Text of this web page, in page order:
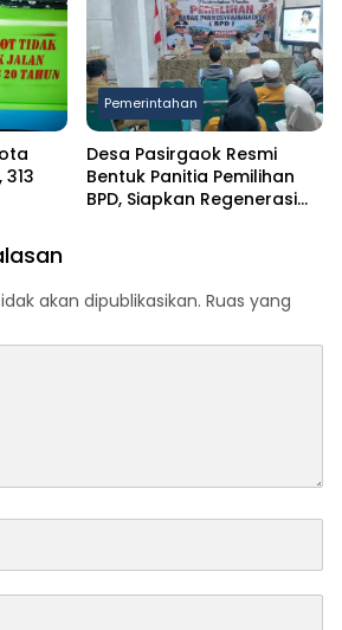
Pemerintahan
Desa Pasirgaok Resmi
Bentuk Panitia Pemilihan
BPD, Siapkan Regenerasi
akan dipublikasikan. Ruas yang